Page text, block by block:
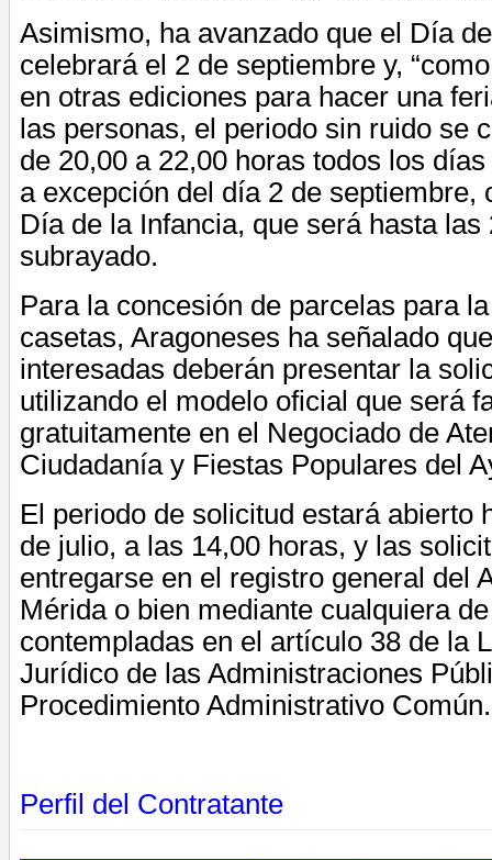
Asimismo, ha avanzado que el Día
celebrará el 2 de septiembre y,
en otras ediciones para hacer una
las personas, el periodo sin ruido se
de 20,00 a 22,00 horas todos los
a excepción del día 2 de septiembre,
Día de la Infancia, que será hasta las
subrayado.
Para la concesión de parcelas para
casetas, Aragoneses ha señalado
interesadas deberán presentar la
utilizando el modelo oficial que será
gratuitamente en el Negociado de
Ciudadanía y Fiestas Populares del
El periodo de solicitud estará abierto
de julio, a las 14,00 horas, y las
entregarse en el registro general del
Mérida o bien mediante cualquiera
contempladas en el artículo 38 de la
Jurídico de las Administraciones
Procedimiento Administrativo Común.
Perfil del Contratante